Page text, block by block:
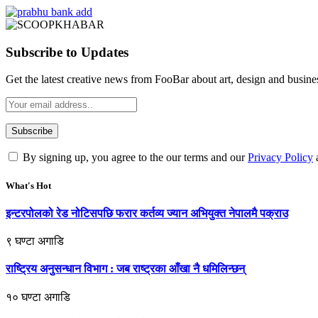
Subscribe to Updates
Get the latest creative news from FooBar about art, design and
By signing up, you agree to the our terms and ourPrivacy Policy
What's Hot
इन्टरपोलको रेड नोटिसपछि फरार कर्तव्य ज्यान अभियुक्त नेपालमै पक्राउ
९ घण्टा अगाडि
राष्ट्रिय अनुसन्धान विभाग : जब राष्ट्रका आँखा नै धमिलिन्छन्
१० घण्टा अगाडि